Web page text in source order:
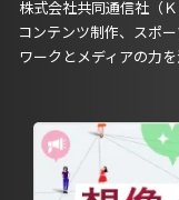
株式会社共同通信社（
コンテンツ制作、スポ
ワークとメディアの力